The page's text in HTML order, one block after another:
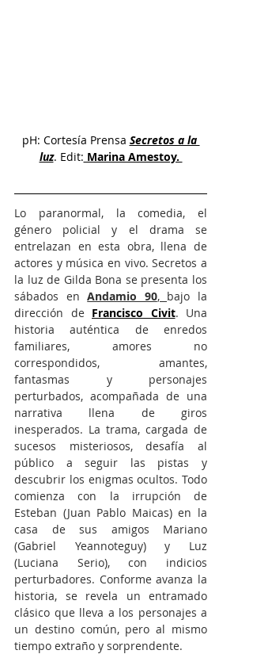
pH: Cortesía Prensa Secretos a la
luz. Edit: Marina Amestoy.
Lo paranormal, la comedia, el
género policial y el drama se
entrelazan en esta obra, llena de
actores y música en vivo. Secretos a
la luz de Gilda Bona se presenta los
sábados en Andamio 90, bajo la
dirección de Francisco Civit. Una
historia auténtica de enredos
familiares, amores no
correspondidos, amantes,
fantasmas y personajes
perturbados, acompañada de una
narrativa llena de giros
inesperados. La trama, cargada de
sucesos misteriosos, desafía al
público a seguir las pistas y
descubrir los enigmas ocultos. Todo
comienza con la irrupción de
Esteban (Juan Pablo Maicas) en la
casa de sus amigos Mariano
(Gabriel Yeannoteguy) y Luz
(Luciana Serio), con indicios
perturbadores. Conforme avanza la
historia, se revela un entramado
clásico que lleva a los personajes a
un destino común, pero al mismo
tiempo extraño y sorprendente.